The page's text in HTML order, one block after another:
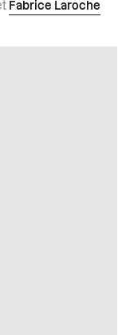
Fabrice Laroche